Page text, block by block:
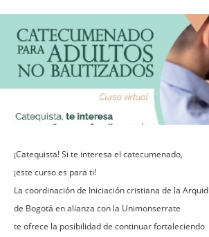
¡Catequista! Si te interesa el catecumenado,
¡este curso es para ti!
La coordinación de Iniciación cristiana de la
de Bogotá en alianza con la Unimonserrate
te ofrece la posibilidad de continuar fortaleciendo